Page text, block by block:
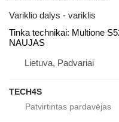
Variklio dalys - variklis
Tinka technikai: Multione
NAUJAS
Lietuva, Padvariai
TECH4S